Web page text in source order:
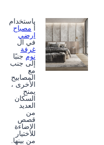
باستخدام
مصباح
ارضي
في ال
غرفة
نوم جنبًا
إلى جنب
مع
المصابيح
الأخرى ،
يمنح
السكان
العديد
من
قصص
الإضاءة
للاختيار
من بينها.